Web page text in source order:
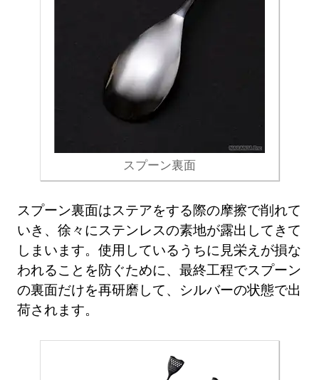
スプーン裏面
スプーン裏面はステアをする際の摩擦で削れて
いき、徐々にステンレスの素地が露出してきて
しまいます。使用しているうちに見栄えが損な
われることを防ぐために、最終工程でスプーン
の裏面だけを再研磨して、シルバーの状態で出
荷されます。